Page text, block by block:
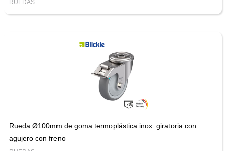
RUEDAS
Rueda Ø100mm de goma termoplástica inox. giratoria con
agujero con freno